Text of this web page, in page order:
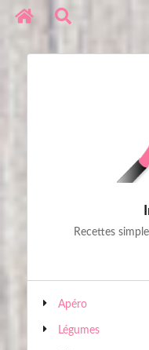
Recettes
Apéro
Légumes